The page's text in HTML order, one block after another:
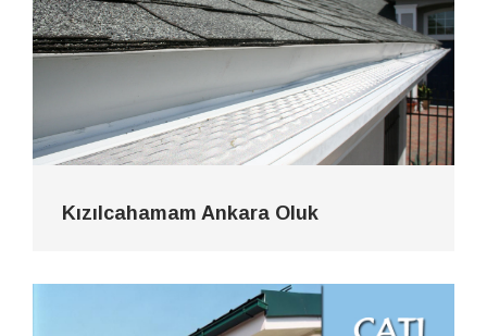
Kızılcahamam Ankara Oluk